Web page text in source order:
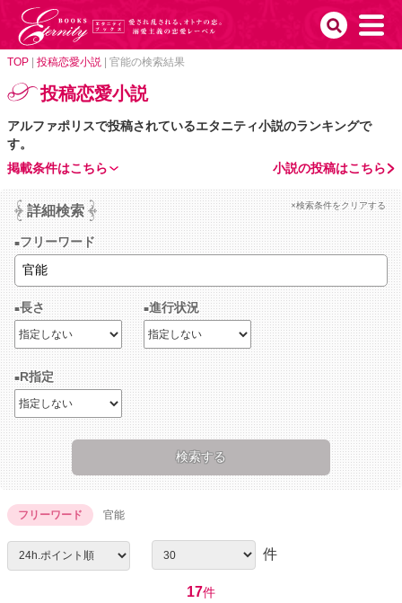
TOP 投稿恋愛小説 官能の検索結果
投稿恋愛小説
アルファポリスで投稿されているエタニティ小説のランキングで
す。
小説の投稿はこちら
掲載条件はこちら
詳細検索 ×検索条件をクリアする
フリーワード
長さ 進行状況
R指定
フリーワード 官能
件
17件